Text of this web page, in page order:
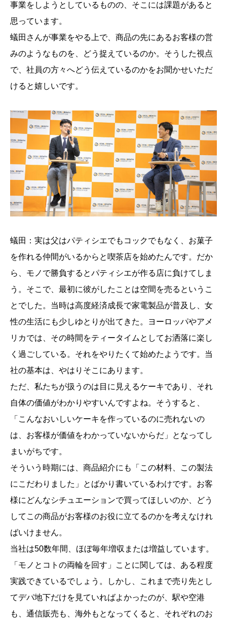
事業をしようとしているものの、そこには課題があると
思っています。
蟻田さんが事業をやる上で、商品の先にあるお客様の営
みのようなものを、どう捉えているのか。そうした視点
で、社員の方々へどう伝えているのかをお聞かせいただ
けると嬉しいです。
蟻田：実は父はパティシエでもコックでもなく、お菓子
を作れる仲間がいるからと喫茶店を始めたんです。だか
ら、モノで勝負するとパティシエが作る店に負けてしま
う。そこで、最初に彼がしたことは空間を売るというこ
とでした。当時は高度経済成長で家電製品が普及し、女
性の生活にも少しゆとりが出てきた。ヨーロッパやアメ
リカでは、その時間をティータイムとしてお洒落に楽し
く過ごしている。それをやりたくて始めたようです。当
社の基本は、やはりそこにあります。
ただ、私たちが扱うのは目に見えるケーキであり、それ
自体の価値がわかりやすいんですよね。そうすると、
「こんなおいしいケーキを作っているのに売れないの
は、お客様が価値をわかっていないからだ」となってし
まいがちです。
そういう時期には、商品紹介にも「この材料、この製法
にこだわりました」とばかり書いているわけです。お客
様にどんなシチュエーションで買ってほしいのか、どう
してこの商品がお客様のお役に立てるのかを考えなけれ
ばいけません。
当社は50数年間、ほぼ毎年増収または増益しています。
「モノとコトの両輪を回す」ことに関しては、ある程度
実践できているでしょう。しかし、これまで売り先とし
てデパ地下だけを見ていればよかったのが、駅や空港
も、通信販売も、海外もとなってくると、それぞれのお